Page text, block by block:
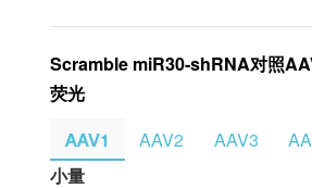
Scramble miR30-shRNA对照
荧光
AAV1
AAV2 AAV3
⼩量